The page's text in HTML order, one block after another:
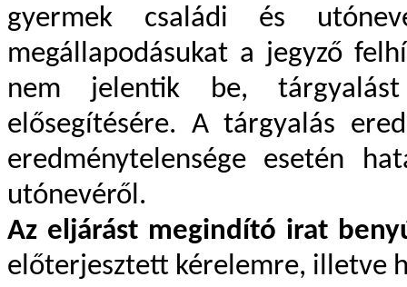
gyermek családi és
megállapodásukat a jegyző
nem jelentik be,
elősegítésére. A tárgyalás
eredménytelensége esetén
utónevéről.
Az eljárást megindító irat
előterjesztett kérelemre, illetve